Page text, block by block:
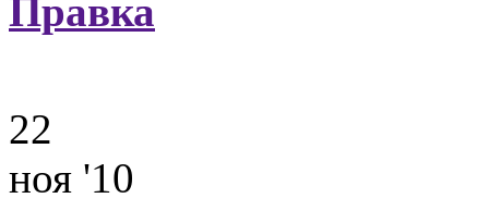
Правка
22
ноя '10